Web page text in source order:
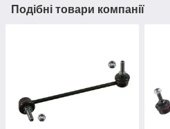
Подібні товари компанії